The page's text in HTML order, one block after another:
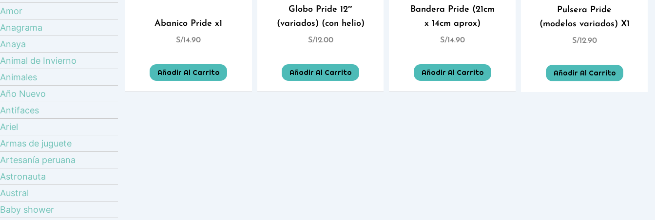
Amor
Anagrama
Anaya
Animal de Invierno
Animales
Año Nuevo
Antifaces
Ariel
Armas de juguete
Artesanía peruana
Astronauta
Austral
Baby shower
Abanico Pride x1
S/14.90
Añadir Al Carrito
Globo Pride 12″
(variados) (con helio)
S/12.00
Añadir Al Carrito
Bandera Pride (21cm
x 14cm aprox)
S/14.90
Añadir Al Carrito
Pulsera Pride
(modelos variados) X1
S/12.90
Añadir Al Carrito